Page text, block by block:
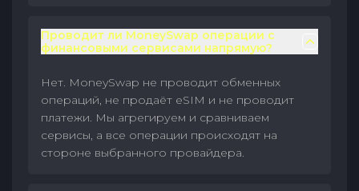
Проводит ли MoneySwap операции с
финансовыми сервисами напрямую?
Нет. MoneySwap не проводит обменных
операций, не продаёт eSIM и не проводит
платежи. Мы агрегируем и сравниваем
сервисы, а все операции происходят на
стороне выбранного провайдера.